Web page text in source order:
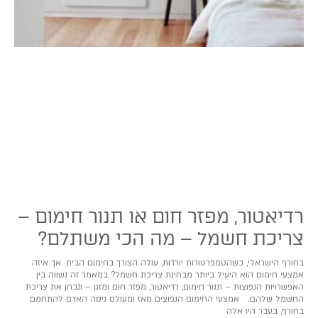
רדיאטור, מפזר חום או תנור חימום –
צריכת חשמל – מה הכי משתלם?
בחורף הישראלי, כשהטמפרטורות יורדות, עולה הצורך בחימום הבית. אך איזה
אמצעי חימום הוא היעיל ביותר מבחינת צריכת חשמל? במאמר זה נשווה בין
האפשרויות הנפוצות – תנור חימום, רדיאטור, מפזר חום ומזגן – ונבחן את צריכת
החשמל שלהם. אמצעי החימום הנפוצים מאז ומעולם ניסה האדם להתחמם
בחורף, בעבר היו אלה